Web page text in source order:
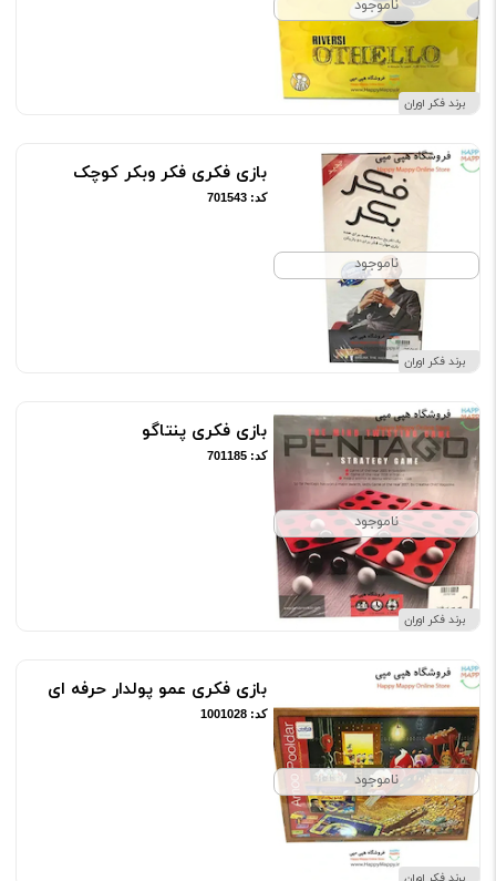
ناموجود
برند فکر اوران
ناموجود
برند فکر اوران
بازی فکری فکر وبکر کوچک
کد: 701543
ناموجود
برند فکر اوران
بازی فکری پنتاگو
کد: 701185
ناموجود
بازی فکری عمو پولدار حرفه ای
کد: 1001028